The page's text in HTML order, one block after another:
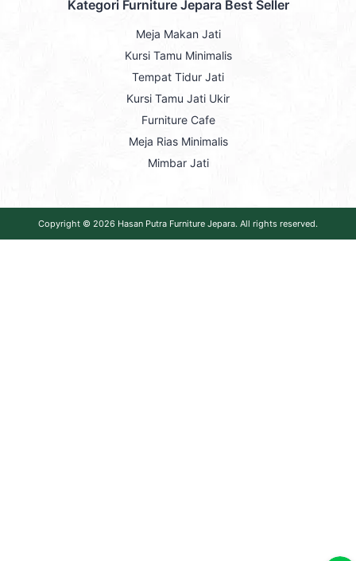
Kategori Furniture Jepara Best Seller
Meja Makan Jati
Kursi Tamu Minimalis
Tempat Tidur Jati
Kursi Tamu Jati Ukir
Furniture Cafe
Meja Rias Minimalis
Mimbar Jati
Copyright © 2026 Hasan Putra Furniture Jepara. All rights reserved.